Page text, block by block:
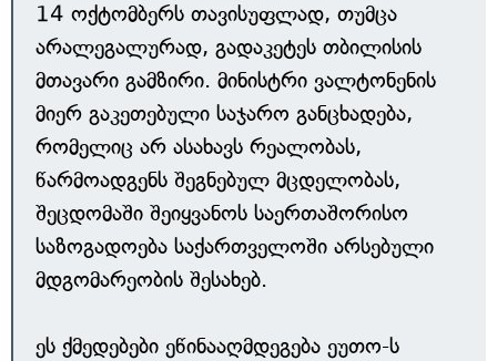
14 ოქტომბერს თავისუფლად, თუმცა
არალეგალურად, გადაკეტეს თბილისის
მთავარი გამზირი. მინისტრი ვალტონენის
მიერ გაკეთებული საჯარო განცხადება,
რომელიც არ ასახავს რეალობას,
წარმოადგენს შეგნებულ მცდელობას,
შეცდომაში შეიყვანოს საერთაშორისო
საზოგადოება საქართველოში არსებული
მდგომარეობის შესახებ.
ეს ქმედებები ეწინააღმდეგება ეუთო-ს